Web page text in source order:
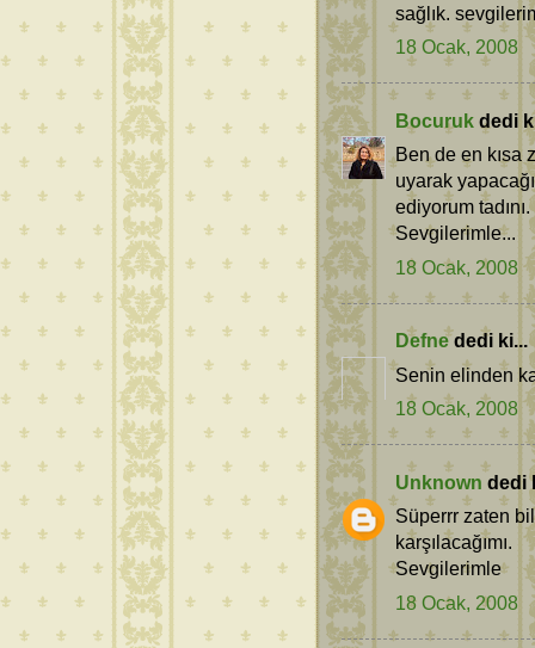
sağlık.
18 Ocak, 2008
Bocuruk dedi
Ben de en kısa
uyarak
ediyorum
Sevgilerimle...
18 Ocak, 2008
Defnededi ki...
Senin elinden
18 Ocak, 2008
Unknown dedi
Süperrr zaten
karşılacağımı.
Sevgilerimle
18 Ocak, 2008